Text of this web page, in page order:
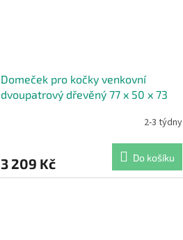
Domeček pro kočky venkovní
dvoupatrový dřevěný 77 x 50 x 73
2-3 týdny
3 209 Kč Do košíku